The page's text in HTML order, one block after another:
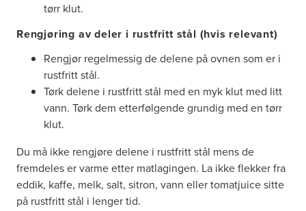
tørr klut.
Rengjøring av deler i rustfritt stål (hvis relevant)
Rengjør regelmessig de delene på ovnen som er i
rustfritt stål.
Tørk delene i rustfritt stål med en myk klut med litt
vann. Tørk dem etterfølgende grundig med en tørr
klut.
Du må ikke rengjøre delene i rustfritt stål mens de
fremdeles er varme etter matlagingen. La ikke flekker fra
eddik, kaffe, melk, salt, sitron, vann eller tomatjuice sitte
på rustfritt stål i lenger tid.